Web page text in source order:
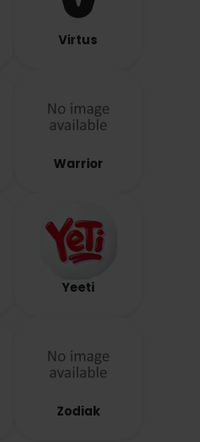
Virtus
Warrior
Yeeti
Zodiak